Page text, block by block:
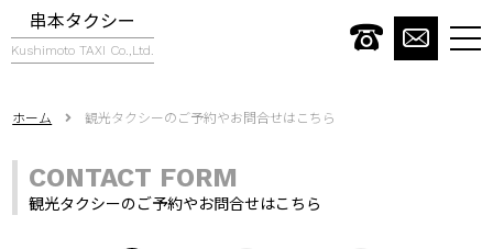
串本タクシー
Kushimoto TAXI Co.,Ltd.
ホーム 観光タクシーのご予約やお問合せはこちら
CONTACT FORM
観光タクシーのご予約やお問合せはこちら